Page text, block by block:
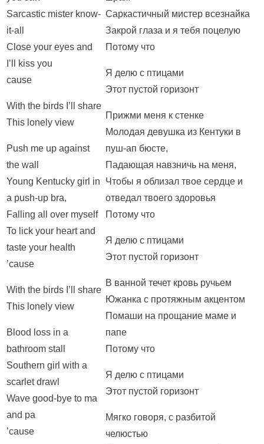
Sarcastic mister know-
it-all
Close your eyes and
I’ll kiss you
cause
With the birds I’ll share
This lonely view
Push me up against
the wall
Young Kentucky girl in
a push-up bra,
Falling all over myself
To lick your heart and
taste your health
’cause
With the birds I’ll share
This lonely view
Blood loss in a
bathroom stall
Southern girl with a
scarlet drawl
Wave good-bye to ma
and pa
’cause
Саркастичный мистер всезнайка
Закрой глаза и я тебя поцелую
Потому что
Я делю с птицами
Этот пустой горизонт
Прижми меня к стенке
Молодая девушка из Кентуки в
пуш-ап бюсте,
Падающая навзничь на меня,
Чтобы я облизал твое сердце и
отведал твоего здоровья
Потому что
Я делю с птицами
Этот пустой горизонт
В ванной течет кровь ручьем
Южанка с протяжным акцентом
Помаши на прощание маме и
папе
Потому что
Я делю с птицами
Этот пустой горизонт
Мягко говоря, с разбитой
челюстью